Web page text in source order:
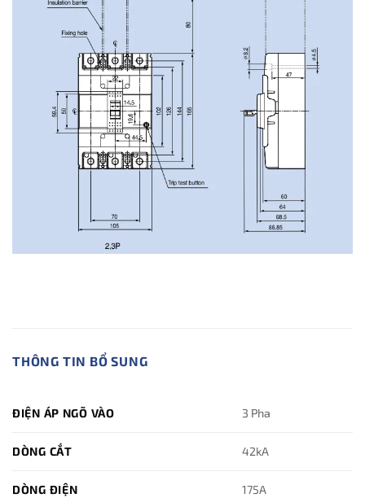
THÔNG TIN BỔ SUNG
ĐIỆN ÁP NGÕ VÀO 3 Pha
DÒNG CẮT 42kA
DÒNG ĐIỆN 175A